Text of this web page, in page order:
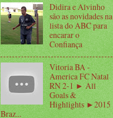
Didira e Alvinho
são as novidades na
lista do ABC para
encarar o
Confiança
Vitoria BA -
America FC Natal
RN 2-1 ► All
Goals &
Highlights ►2015
Braz...